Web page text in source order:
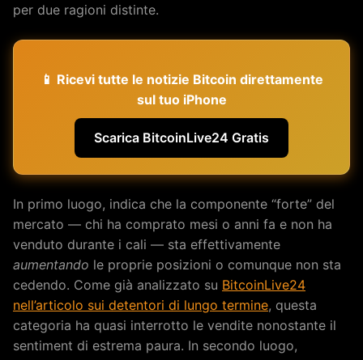
per due ragioni distinte.
📱 Ricevi tutte le notizie Bitcoin direttamente
sul tuo iPhone
Scarica BitcoinLive24 Gratis
In primo luogo, indica che la componente “forte” del
mercato — chi ha comprato mesi o anni fa e non ha
venduto durante i cali — sta effettivamente
aumentando le proprie posizioni o comunque non sta
cedendo. Come già analizzato su BitcoinLive24
nell’articolo sui detentori di lungo termine, questa
categoria ha quasi interrotto le vendite nonostante il
sentiment di estrema paura. In secondo luogo,